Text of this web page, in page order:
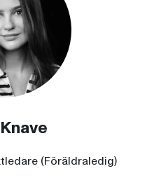
(Föräldraledig)